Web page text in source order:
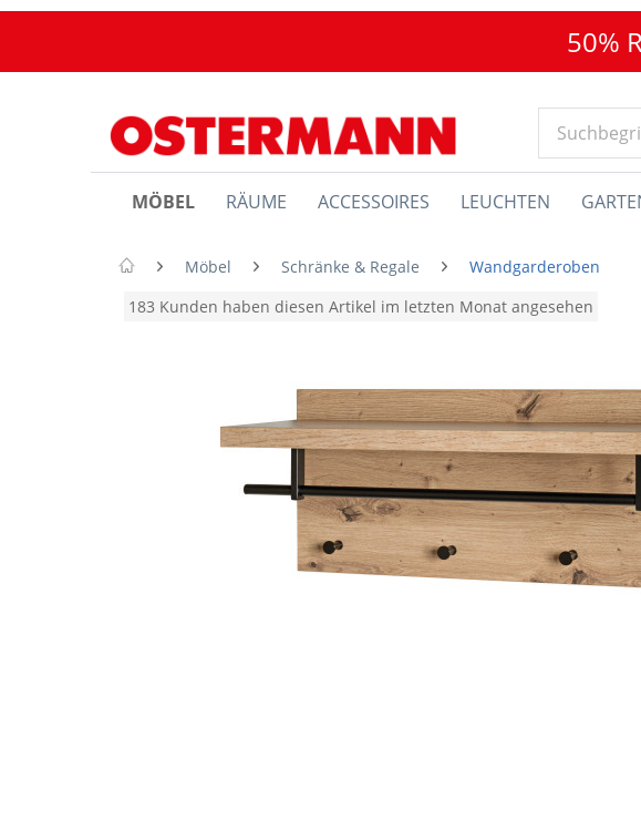
50%
MÖBEL RÄUME ACCESSOIRES LEUCHTEN
Möbel Schränke & Regale
Wandgarderoben
183 Kunden haben diesen Artikel im letzten Monat angesehen